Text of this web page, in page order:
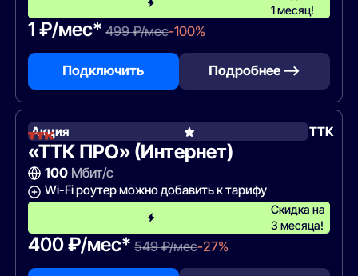
1 месяц!
1 ₽/мес* 499 ₽/мес-100%
Подключить Подробнее —>
Акция ТТК
«ТТК ПРО» (Интернет)
100Мбит/с
Wi-Fi роутер можно добавить к тарифу
Скидка на
3 месяца!
400 ₽/мес* 549 ₽/мес-27%